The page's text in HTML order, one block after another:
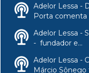
Adelor Lessa -
Porta comenta
Adelor Lessa -
- fundador e...
Adelor Lessa -
Márcio Sônego